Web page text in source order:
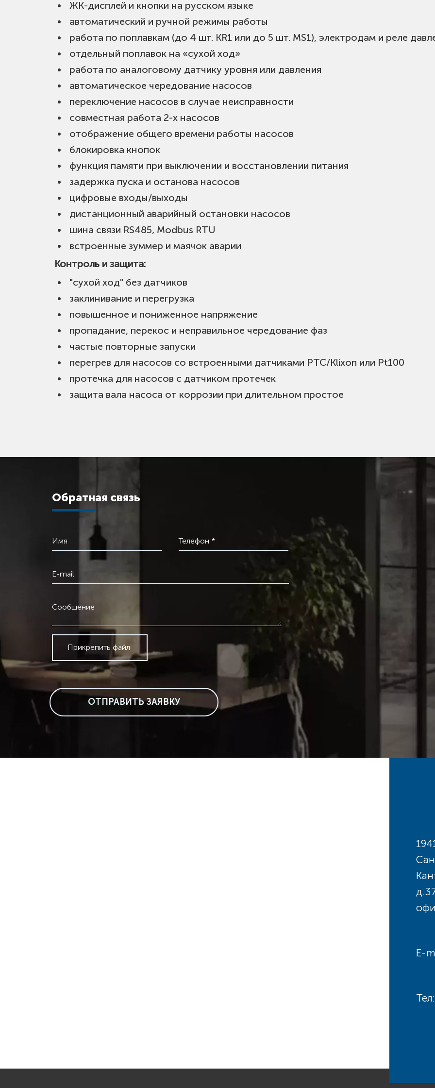
ЖК-дисплей и кнопки на русском языке
автоматический и ручной режимы работы
работа по поплавкам (до 4 шт. KR1 или до 5 шт. MS1), электродам и реле
отдельный поплавок на «сухой ход»
работа по аналоговому датчику уровня или давления
автоматическое чередование насосов
переключение насосов в случае неисправности
совместная работа 2-х насосов
отображение общего времени работы насосов
блокировка кнопок
функция памяти при выключении и восстановлении питания
задержка пуска и останова насосов
цифровые входы/выходы
дистанционный аварийный остановки насосов
шина связи RS485, Modbus RTU
встроенные зуммер и маячок аварии
Контроль и защита:
"сухой ход" без датчиков
заклинивание и перегрузка
повышенное и пониженное напряжение
пропадание, перекос и неправильное чередование фаз
частые повторные запуски
перегрев для насосов со встроенными датчиками PTC/Klixon или Pt100
протечка для насосов с датчиком протечек
защита вала насоса от коррозии при длительном простое
Обратная связь
Имя Телефон *
E-mail
Сообщение
Прикрепить файл
ОТПРАВИТЬ ЗАЯВКУ
E-